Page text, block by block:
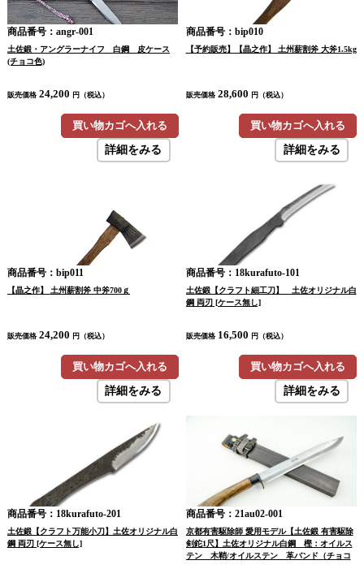
商品番号：angr-001
土佐鍛・アングラーナイフ 白鋼 皮ケース
(チョコ色)
販売価格 24,200 円（税込）
買い物カゴへ入れる
詳細をみる
商品番号：bip010
【予約販売】【晶之作】 土州薪割斧 大斧1.5kg
販売価格 28,600 円（税込）
買い物カゴへ入れる
詳細をみる
商品番号：bip011
【晶之作】 土州薪割斧 中斧700ｇ
販売価格 24,200 円（税込）
買い物カゴへ入れる
詳細をみる
商品番号：18kurafuto-101
土佐鍛【クラフト細工刀】 土佐オリジナル白
鋼 両刃 [ケース無し]
販売価格 16,500 円（税込）
買い物カゴへ入れる
詳細をみる
商品番号：18kurafuto-201
土佐鍛【クラフト万能小刀】土佐オリジナル白
鋼 両刃 [ケース無し]
商品番号：21au02-001
京都有害駆除師 愛用モデル【土佐鍛 有害駆除
剣鉈1尺】土佐オリジナル白鋼 樫：オイルス
テン 木鞘/オイルステン 革バンド（チョコ